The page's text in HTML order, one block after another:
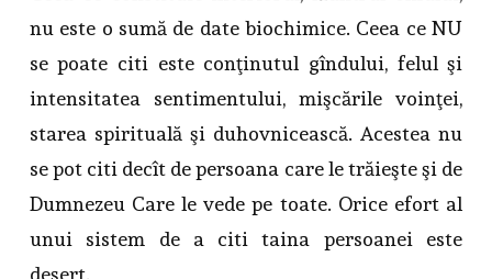
nu este o sumă de date biochimice. Ceea ce NU
se poate citi este conţinutul gîndului, felul şi
intensitatea sentimentului, mişcările voinţei,
starea spirituală şi duhovnicească. Acestea nu
se pot citi decît de persoana care le trăieşte şi de
Dumnezeu Care le vede pe toate. Orice efort al
unui sistem de a citi taina persoanei este
deşert.